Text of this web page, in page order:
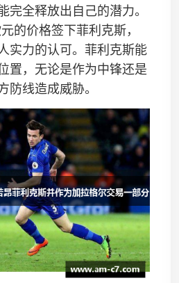
完全释放出自己的潜力。
的价格签下菲利克斯，
实力的认可。菲利克斯能
置，无论是作为中锋还是
防线造成威胁。